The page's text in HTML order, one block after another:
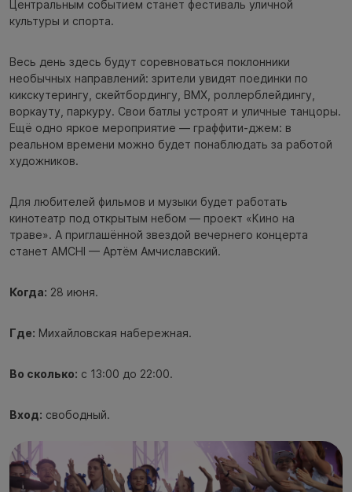
Центральным событием станет фестиваль уличной
культуры и спорта.
Весь день здесь будут соревноваться поклонники
необычных направлений: зрители увидят поединки по
кикскутерингу, скейтбордингу, BMX, роллерблейдингу,
воркауту, паркуру. Свои батлы устроят и уличные танцоры.
Ещё одно яркое мероприятие — граффити-джем: в
реальном времени можно будет понаблюдать за работой
художников.
Для любителей фильмов и музыки будет работать
кинотеатр под открытым небом — проект «Кино на
траве». А приглашённой звездой вечернего концерта
станет AMCHI — Артём Амчиславский.
Когда: 28 июня.
Где: Михайловская набережная.
Во сколько: с 13:00 до 22:00.
Вход: свободный.